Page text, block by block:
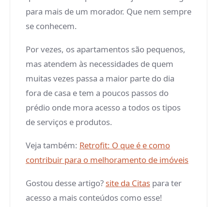
para mais de um morador. Que nem sempre
se conhecem.
Por vezes, os apartamentos são pequenos,
mas atendem às necessidades de quem
muitas vezes passa a maior parte do dia
fora de casa e tem a poucos passos do
prédio onde mora acesso a todos os tipos
de serviços e produtos.
Veja também: Retrofit: O que é e como
contribuir para o melhoramento de imóveis
Gostou desse artigo? site da Citas para ter
acesso a mais conteúdos como esse!